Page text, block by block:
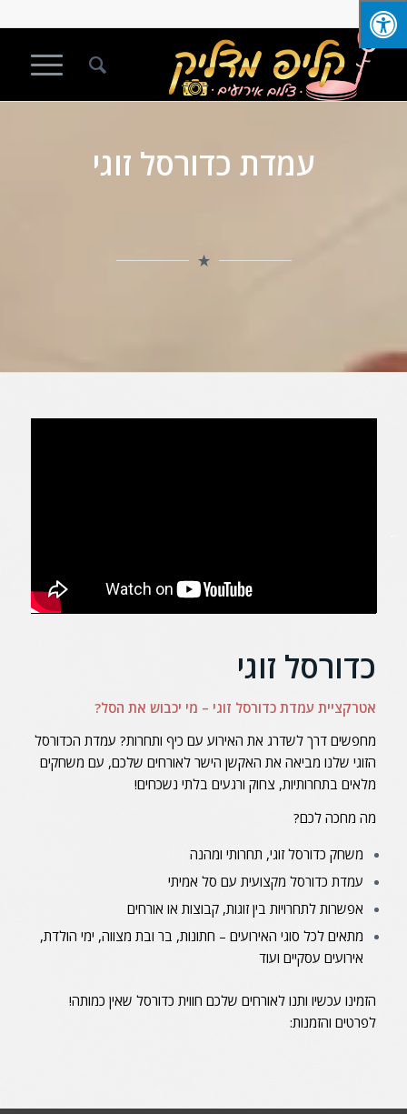
עמדת כדורסל זוגי
כדורסל זוגי
אטרקציית עמדת כדורסל זוגי – מי יכבוש את הסל?
מחפשים דרך לשדרג את האירוע עם כיף ותחרות? עמדת הכדורסל
הזוגי שלנו מביאה את האקשן הישר לאורחים שלכם, עם משחקים
מלאים בתחרותיות, צחוק ורגעים בלתי נשכחים!
מה מחכה לכם?
משחק כדורסל זוגי, תחרותי ומהנה
עמדת כדורסל מקצועית עם סל אמיתי
אפשרות לתחרויות בין זוגות, קבוצות או אורחים
מתאים לכל סוגי האירועים – חתונות, בר ובת מצווה, ימי הולדת,
אירועים עסקיים ועוד
הזמינו עכשיו ותנו לאורחים שלכם חווית כדורסל שאין כמותה!
לפרטים והזמנות: